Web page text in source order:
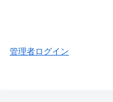
管理者ログイン